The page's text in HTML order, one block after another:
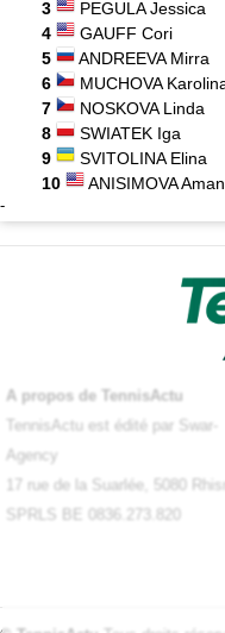
3
PEGULA Jessica
4
GAUFF Cori
5
ANDREEVA Mirra
6
MUCHOVA
7
NOSKOVA Linda
8
SWIATEK Iga
9
SVITOLINA Elina
10
ANISIMOVA
-
A propos de TennisActu
TennisActu est édité par Swar-
Agency
17 rue de la Suarlée, 5080
SPRLS BE 0836.273.820